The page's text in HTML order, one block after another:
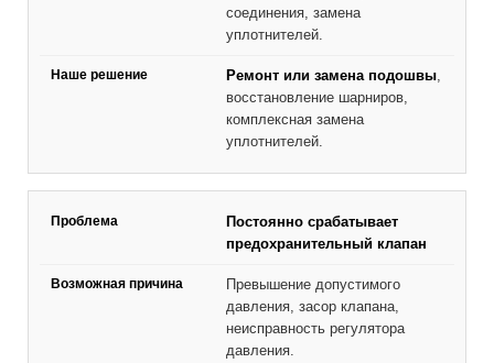
соединения, замена
уплотнителей.
Ремонт или замена подошвы
восстановление шарниров,
комплексная замена
уплотнителей.
Постоянно срабатывает
предохранительный клапан
Превышение допустимого
давления, засор клапана,
неисправность регулятора
давления.